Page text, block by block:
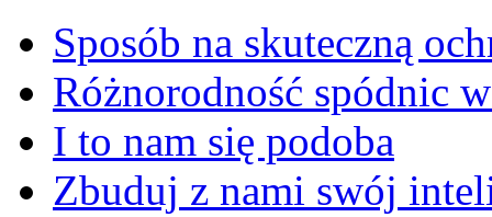
Sposób na skuteczną
Różnorodność spódnic
I to nam się podoba
Zbuduj z nami swój